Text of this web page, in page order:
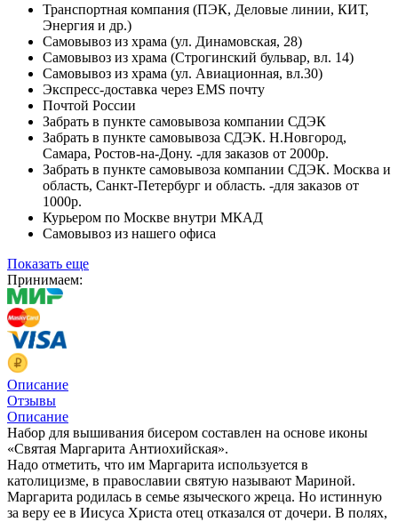
Транспортная компания (ПЭК, Деловые линии, КИТ,
Энергия и др.)
Самовывоз из храма (ул. Динамовская, 28)
Самовывоз из храма (Строгинский бульвар, вл. 14)
Самовывоз из храма (ул. Авиационная, вл.30)
Экспресс-доставка через EMS почту
Почтой России
Забрать в пункте самовывоза компании СДЭК
Забрать в пункте самовывоза СДЭК. Н.Новгород,
Самара, Ростов-на-Дону. -для заказов от 2000р.
Забрать в пункте самовывоза компании СДЭК. Москва и
область, Санкт-Петербург и область. -для заказов от
1000р.
Курьером по Москве внутри МКАД
Самовывоз из нашего офиса
Показать еще
Принимаем:
Описание
Отзывы
Описание
Набор для вышивания бисером составлен на основе иконы
«Святая Маргарита Антиохийская».
Надо отметить, что им Маргарита используется в
католицизме, в православии святую называют Мариной.
Маргарита родилась в семье языческого жреца. Но истинную
за веру ее в Иисуса Христа отец отказался от дочери. В полях,